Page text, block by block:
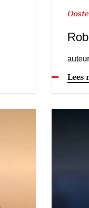
auteur
Lees